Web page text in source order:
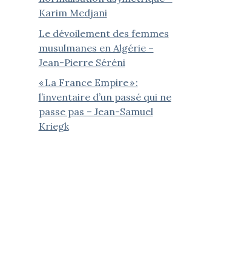
Karim Medjani
Le dévoilement des femmes
musulmanes en Algérie –
Jean-Pierre Séréni
« La France Empire » :
l’inventaire d’un passé qui ne
passe pas – Jean-Samuel
Kriegk